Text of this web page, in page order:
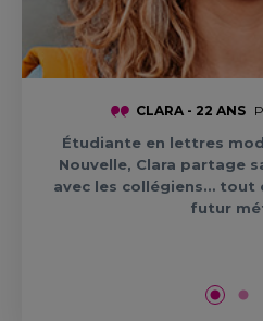
CLARA - 22 ANS
Étudiante en lettres
Nouvelle, Clara partage
avec les collégiens… tout
futur